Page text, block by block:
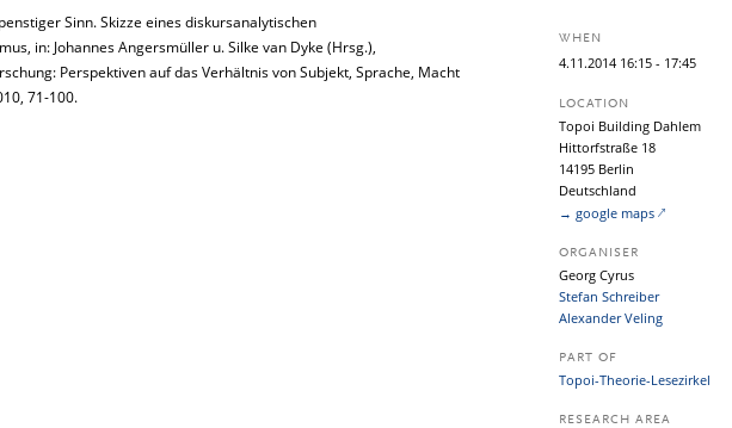
Sinn. Skizze eines diskursanalytischen
in: Johannes Angersmüller u. Silke van Dyke (Hrsg.),
Perspektiven auf das Verhältnis von Subjekt, Sprache, Macht
71-100.
WHEN
4.11.2014 16:15 - 17:45
LOCATION
Topoi Building Dahlem
Hittorfstraße 18
14195 Berlin
Deutschland
→ google maps
ORGANISER
Georg Cyrus
Stefan Schreiber
Alexander Veling
PART OF
Topoi-Theorie-Lesezirkel
RESEARCH AREA